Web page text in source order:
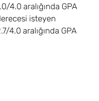
Eylül £17.600
4.0 aralığında GPA
isteyen
4.0 aralığında GPA